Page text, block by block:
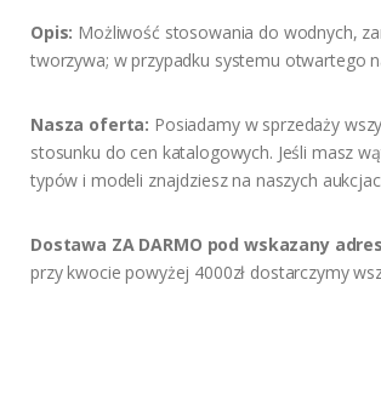
Opis: Możliwość stosowania do wodnych,
tworzywa; w przypadku systemu otwartego
Nasza oferta: Posiadamy w sprzedaży
stosunku do cen katalogowych. Jeśli masz
typów i modeli znajdziesz na naszych
Dostawa ZA DARMO pod wskazany
przy kwocie powyżej 4000zł dostarczymy